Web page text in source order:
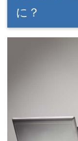
に？